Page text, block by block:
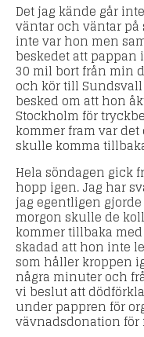
Det jag kände går
väntar och väntar på
inte var hon men
beskedet att
30 mil bort från min
och kör till
besked om att hon
Stockholm för
kommer fram var
skulle komma
Hela söndagen gick
hopp igen. Jag har
jag egentligen
morgon skulle de
kommer tillbaka
skadad att hon inte
som håller kroppen
några minuter och
vi beslut att
under pappren för
vävnadsdonation för